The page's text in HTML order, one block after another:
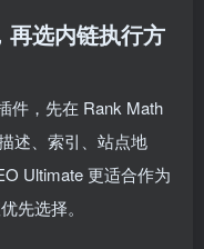
再选内链执行方
件，先在 Rank Math
述、索引、站点地
Ultimate 更适合作为
先选择。